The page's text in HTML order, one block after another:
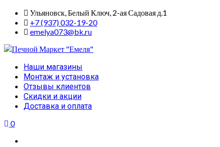
Skip
content
Ульяновск, Белый Ключ, 2-ая Садовая д.1
+7 (937) 032-19-20
emelya073@bk.ru
Primary
Menu
Наши магазины
Монтаж и установка
Отзывы клиентов
Скидки и акции
Доставка и оплата
0